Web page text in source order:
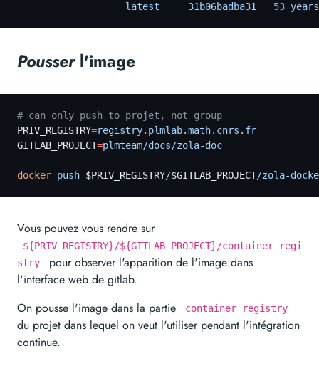
                   latest     31b06badba31
   53
Pousserl'image
# can only push to projet, not group
PRIV_REGISTRY=registry.plmlab.math.cnrs.fr
GITLAB_PROJECT=plmteam/docs/zola-doc
docker push $PRIV_REGISTRY/$GITLAB_PROJECT/zola-
Vous pouvez vous rendre sur
${PRIV_REGISTRY}/${GITLAB_PROJECT}/container_regi
stry
pour observer l'apparition de l'image dans
l'interface web de gitlab.
On pousse l'image dans la partie
container registry
du projet dans lequel on veut l'utiliser pendant l'intégration
continue.